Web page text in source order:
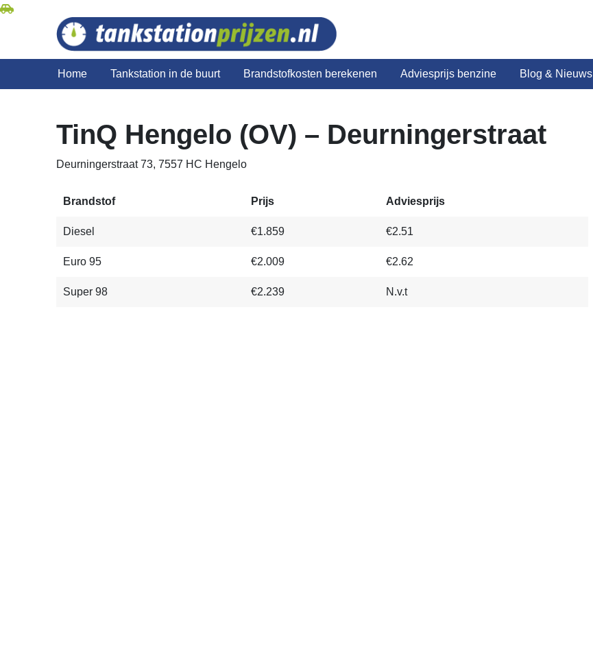
Home Tankstation in de buurt Brandstofkosten berekenen Adviesprijs benzine Blog & Nieuws
TinQ Hengelo (OV) – Deurningerstraat
Deurningerstraat 73, 7557 HC Hengelo
Brandstof Prijs Adviesprijs
Diesel €1.859 €2.51
Euro 95 €2.009 €2.62
Super 98 €2.239 N.v.t